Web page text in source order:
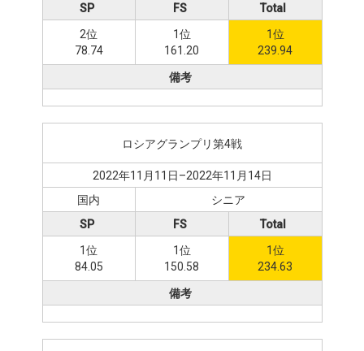
SP
2位
78.74
FS
1位
161.20
Total
1位
239.94
備考
ロシアグランプリ第4戦
2022年11月11日–2022年11月14日
国内
シニア
SP
1位
84.05
FS
1位
150.58
Total
1位
234.63
備考